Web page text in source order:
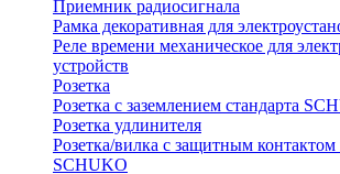
Приемник радиосигнала
Рамка декоративная для
Реле времени механическое для
устройств
Розетка
Розетка с заземлением стандарта
Розетка удлинителя
Розетка/вилка с защитным контактом
SCHUKO